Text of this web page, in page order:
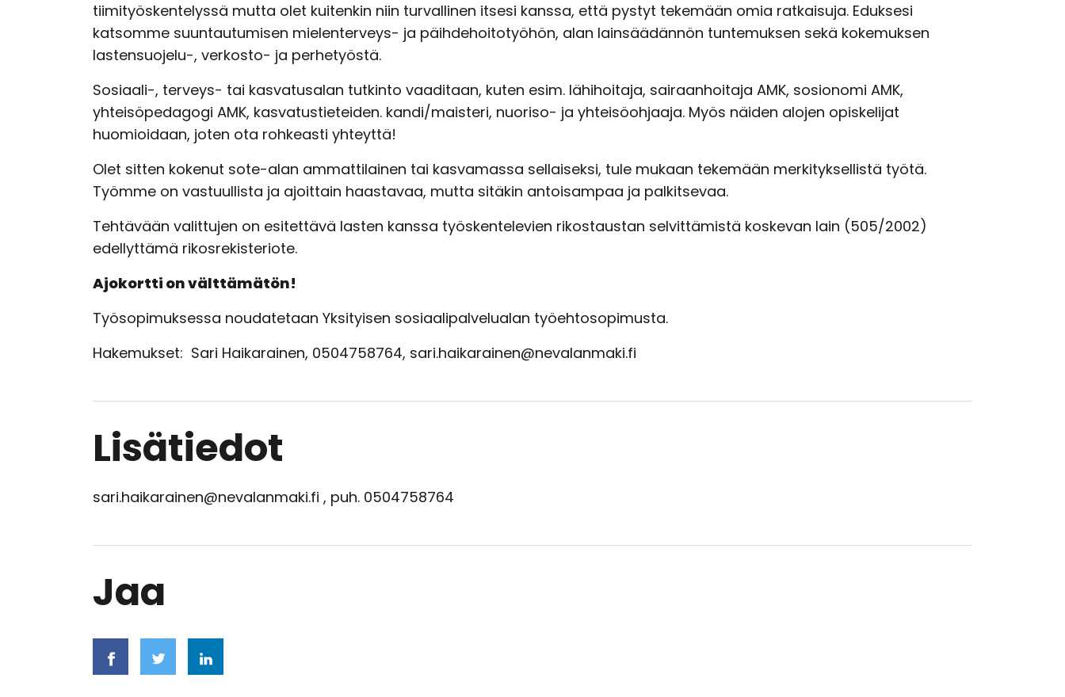
tiimityöskentelyssä mutta olet kuitenkin niin turvallinen itsesi kanssa, että pystyt tekemään omia ratkaisuja. Eduksesi
katsomme suuntautumisen mielenterveys- ja päihdehoitotyöhön, alan lainsäädännön tuntemuksen sekä kokemuksen
lastensuojelu-, verkosto- ja perhetyöstä.
Sosiaali-, terveys- tai kasvatusalan tutkinto vaaditaan, kuten esim. lähihoitaja, sairaanhoitaja AMK, sosionomi AMK,
yhteisöpedagogi AMK, kasvatustieteiden. kandi/maisteri, nuoriso- ja yhteisöohjaaja. Myös näiden alojen opiskelijat
huomioidaan, joten ota rohkeasti yhteyttä!
Olet sitten kokenut sote-alan ammattilainen tai kasvamassa sellaiseksi, tule mukaan tekemään merkityksellistä työtä.
Työmme on vastuullista ja ajoittain haastavaa, mutta sitäkin antoisampaa ja palkitsevaa.
Tehtävään valittujen on esitettävä lasten kanssa työskentelevien rikostaustan selvittämistä koskevan lain (505/2002)
edellyttämä rikosrekisteriote.
Ajokortti on välttämätön!
Työsopimuksessa noudatetaan Yksityisen sosiaalipalvelualan työehtosopimusta.
Hakemukset: Sari Haikarainen, 0504758764, sari.haikarainen@nevalanmaki.fi
Lisätiedot
sari.haikarainen@nevalanmaki.fi , puh. 0504758764
Jaa